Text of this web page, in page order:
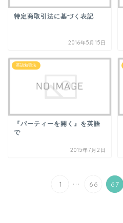
特定商取引法に基づく表記
2016年5月15日
英語勉強法
『パーティーを開く』を英語
で
2015年7月2日
1 ... 66 67